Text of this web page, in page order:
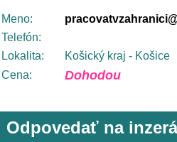
Meno:
Telefón:
Lokalita:
Košický kraj - Košice
Cena:
Dohodou
Odpovedať na